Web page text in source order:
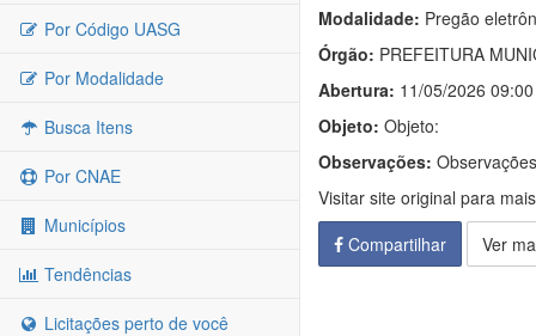
Por Código UASG
Por Modalidade
Busca Itens
Por CNAE
Municípios
Tendências
Licitações perto de você
Modalidade: Pregão
Órgão: PREFEITURA
Abertura: 11/05/2026 09:00
Objeto: Objeto:
Observações:
Visitar site original para
Compartilhar
Ver